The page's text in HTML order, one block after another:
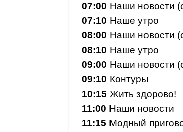
07:00 Наши новости
07:10 Наше утро
08:00 Наши новости
08:10 Наше утро
09:00 Наши новости
09:10 Контуры
10:15 Жить здорово!
11:00 Наши новости
11:15 Модный